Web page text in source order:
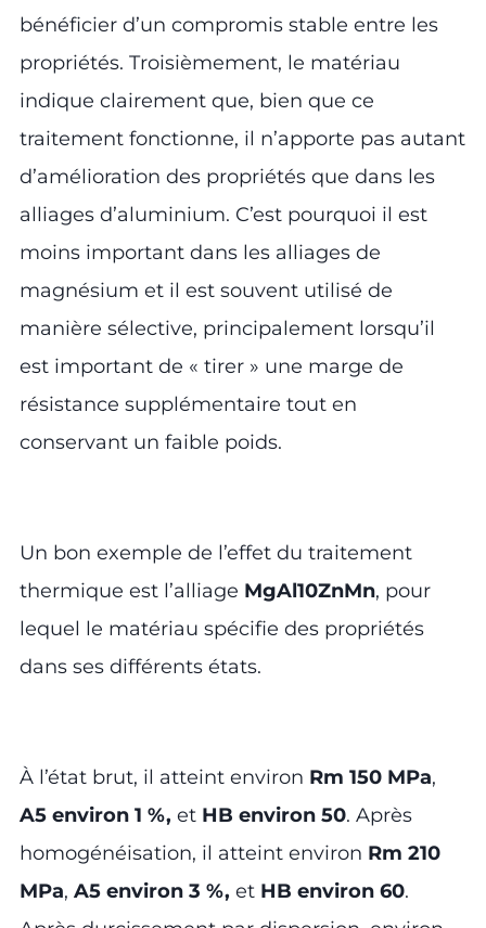
bénéficier d’un compromis stable entre les
propriétés. Troisièmement, le matériau
indique clairement que, bien que ce
traitement fonctionne, il n’apporte pas autant
d’amélioration des propriétés que dans les
alliages d’aluminium. C’est pourquoi il est
moins important dans les alliages de
magnésium et il est souvent utilisé de
manière sélective, principalement lorsqu’il
est important de « tirer » une marge de
résistance supplémentaire tout en
conservant un faible poids.
Un bon exemple de l’effet du traitement
thermique est l’alliage MgAl10ZnMn, pour
lequel le matériau spécifie des propriétés
dans ses différents états.
À l’état brut, il atteint environ Rm 150 MPa,
A5 environ 1 %, et HB environ 50. Après
homogénéisation, il atteint environ Rm 210
MPa, A5 environ 3 %, et HB environ 60.